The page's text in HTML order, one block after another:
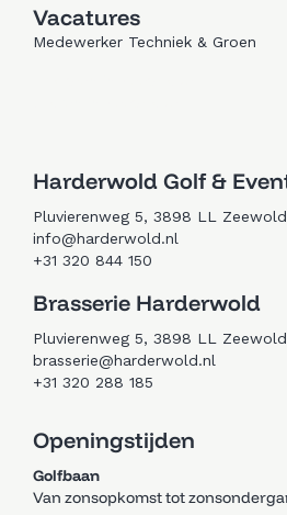
Vacatures
Medewerker Techniek & Groen
Harderwold Golf &
Pluvierenweg 5, 3898 LL
info@harderwold.nl
+31 320 844 150
Brasserie Harderwold
Pluvierenweg 5, 3898 LL
brasserie@harderwold.nl
+31 320 288 185
Openingstijden
Golfbaan
Van zonsopkomst tot